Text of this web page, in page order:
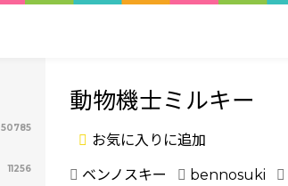
50785
11256
動物機士ミルキー
お気に入りに追加
ベンノスキー bennosuki